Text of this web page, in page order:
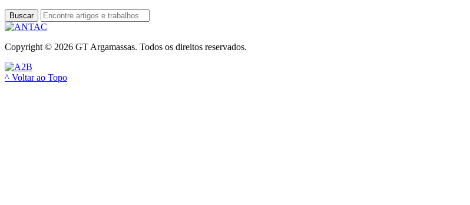
Buscar
Copyright © 2026 GT Argamassas. Todos os direitos reservados.
^ Voltar ao Topo